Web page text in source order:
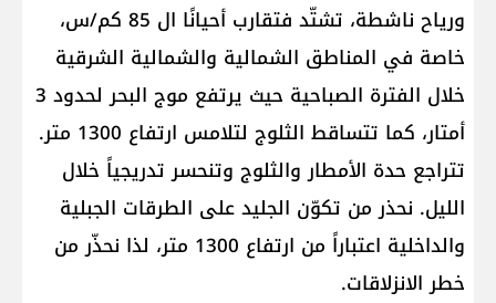
ورياح ناشطة، تشتّد فتقارب أحيانًا ال 85 كم/س،
خاصة في المناطق الشمالية والشمالية الشرقية
خلال الفترة الصباحية حيث يرتفع موج البحر لحدود 3
أمتار، كما تتساقط الثلوج لتلامس ارتفاع 1300 متر.
تتراجع حدة الأمطار والثلوج وتنحسر تدريجياً خلال
الليل. نحذر من تكوّن الجليد على الطرقات الجبلية
والداخلية اعتباراً من ارتفاع 1300 متر، لذا نحذّر من
خطر الانزلاقات.